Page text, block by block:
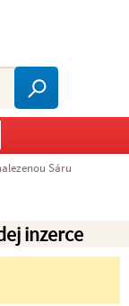
inzerce
Sáru